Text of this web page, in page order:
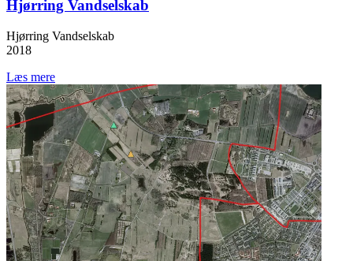
Hjørring Vandselskab
Hjørring Vandselskab
2018
Læs mere